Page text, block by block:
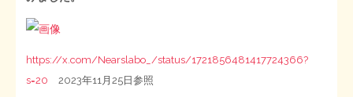
https://x.com/Nearslabo_/status/1721856481417724366?
s=20 2023年11月25日参照